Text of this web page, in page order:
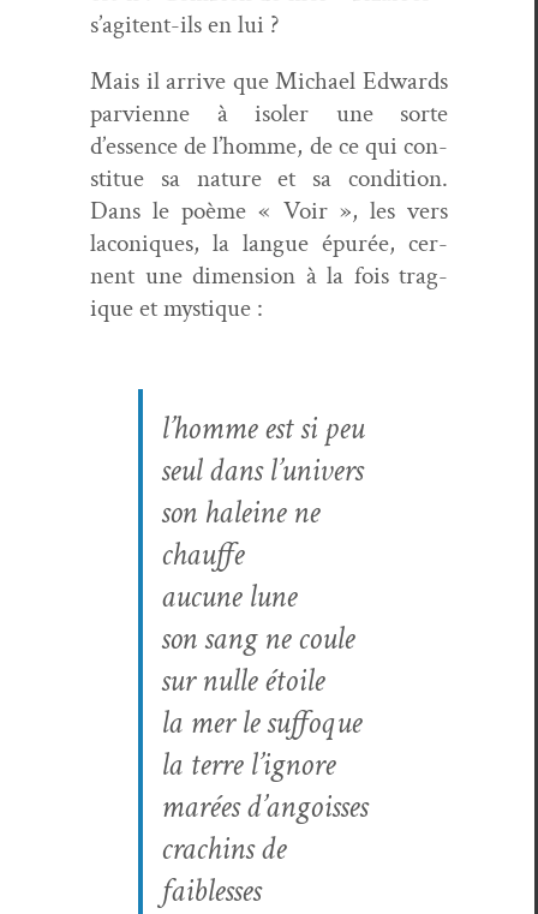
s’agitent-ils en lui ?
Mais il arrive que Michael Edwards
parvi­enne à isol­er une sorte
d’essence de l’homme, de ce qui con­
stitue sa nature et sa con­di­tion.
Dans le poème « Voir », les vers
laconiques, la langue épurée, cer­
nent une dimen­sion à la fois trag­
ique et mystique :
l’homme est si peu
seul dans l’univers
son haleine ne
chauffe
aucune lune
son sang ne coule
sur nulle étoile
la mer le suffoque
la terre l’ignore
marées d’angoisses
crachins de
faiblesses